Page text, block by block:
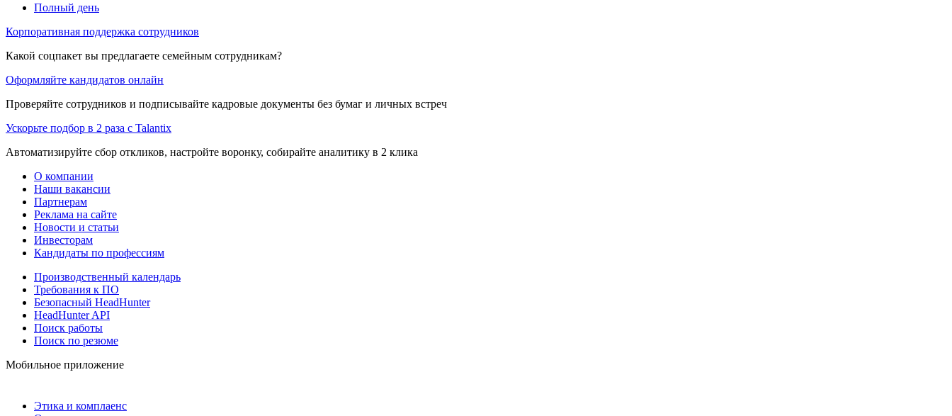
Полный день
Корпоративная поддержка сотрудников
Какой соцпакет вы предлагаете семейным сотрудникам?
Оформляйте кандидатов онлайн
Проверяйте сотрудников и подписывайте кадровые документы без бумаг и личных встреч
Ускорьте подбор в 2 раза с Talantix
Автоматизируйте сбор откликов, настройте воронку, собирайте аналитику в 2 клика
О компании
Наши вакансии
Партнерам
Реклама на сайте
Новости и статьи
Инвесторам
Кандидаты по профессиям
Производственный календарь
Требования к ПО
Безопасный HeadHunter
HeadHunter API
Поиск работы
Поиск по резюме
Мобильное приложение
Этика и комплаенс